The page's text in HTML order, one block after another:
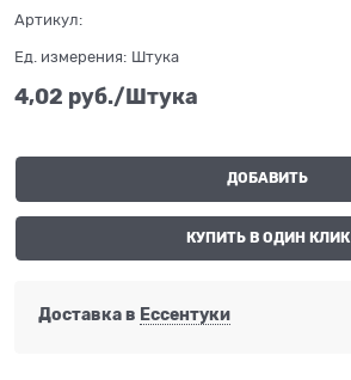
Артикул:
Ед. измерения: Штука
4,02 руб./Штука
ДОБАВИТЬ
КУПИТЬ В ОДИН КЛИК
Доставка в Ессентуки